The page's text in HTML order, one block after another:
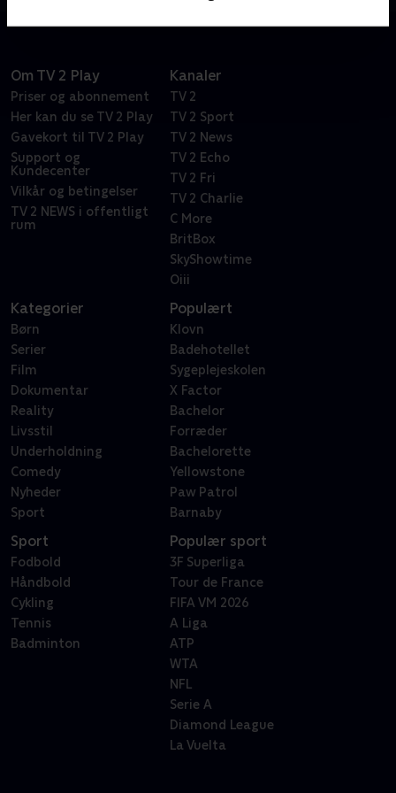
Om TV 2 Play
Priser og abonnement
Her kan du se TV 2 Play
Gavekort til TV 2 Play
Support og
Kundecenter
Vilkår og betingelser
TV 2 NEWS i offentligt
rum
Kanaler
TV 2
TV 2 Sport
TV 2 News
TV 2 Echo
TV 2 Fri
TV 2 Charlie
C More
BritBox
SkyShowtime
Oiii
Kategorier
Børn
Serier
Film
Dokumentar
Reality
Livsstil
Underholdning
Comedy
Nyheder
Sport
Populært
Klovn
Badehotellet
Sygeplejeskolen
X Factor
Bachelor
Forræder
Bachelorette
Yellowstone
Paw Patrol
Barnaby
Sport
Fodbold
Håndbold
Cykling
Tennis
Badminton
Populær sport
3F Superliga
Tour de France
FIFA VM 2026
A Liga
ATP
WTA
NFL
Serie A
Diamond League
La Vuelta